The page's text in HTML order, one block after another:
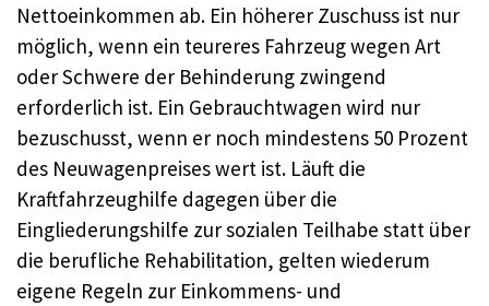
Nettoeinkommen ab. Ein höherer Zuschuss ist nur
möglich, wenn ein teureres Fahrzeug wegen Art
oder Schwere der Behinderung zwingend
erforderlich ist. Ein Gebrauchtwagen wird nur
bezuschusst, wenn er noch mindestens 50 Prozent
des Neuwagenpreises wert ist. Läuft die
Kraftfahrzeughilfe dagegen über die
Eingliederungshilfe zur sozialen Teilhabe statt über
die berufliche Rehabilitation, gelten wiederum
eigene Regeln zur Einkommens- und